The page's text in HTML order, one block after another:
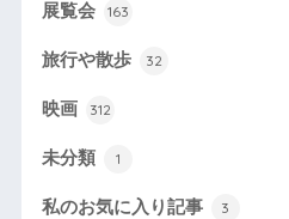
展覧会 163
旅行や散歩 32
映画 312
未分類 1
私のお気に入り記事 3